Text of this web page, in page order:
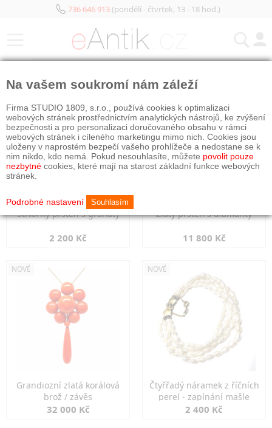
736 646 913(pondělí - čtvrtek, 13 - 18 hod.)
Stříbrný prsten s granáty
2 200 Kč
Zlatý prsten s diamanty
11 800 Kč
NOVÉ
Grandiozní zlatá korálová
brož / závěs
32 000 Kč
NOVÉ
Čtyřřadý náramek z říčních
perel - zapínání mašle
2 400 Kč
Na vašem soukromí nám záleží
Firma STUDIO 1809, s.r.o., používá cookies k optimalizaci
webových stránek prostřednictvím analytických nástrojů, ke zvýšení
bezpečnosti a pro personalizaci doručovaného obsahu v rámci
webových stránek i cíleného marketingu mimo nich. Cookies jsou
uloženy v naprostém bezpečí vašeho prohlížeče a nedostane se k
nim nikdo, kdo nemá. Pokud nesouhlasíte, můžete povolit pouze
nezbytné cookies, které mají na starost základní funkce webových
stránek.
Podrobné nastavení Souhlasím